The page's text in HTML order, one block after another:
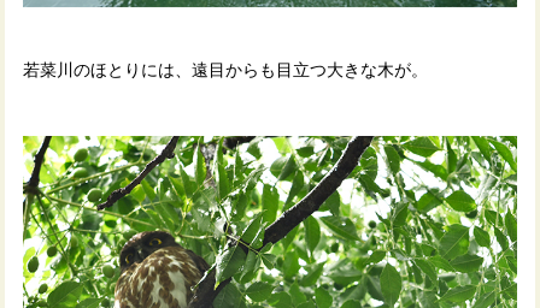
若菜川のほとりには、遠目からも目立つ大きな木が。